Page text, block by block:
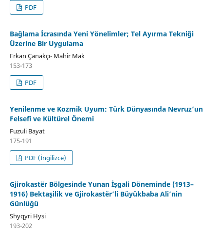
PDF
Bağlama İcrasında Yeni Yönelimler; Tel Ayırma Tekniği
Üzerine Bir Uygulama
Erkan Çanakçı- Mahir Mak
153-173
PDF
Yenilenme ve Kozmik Uyum: Türk Dünyasında Nevruz’un
Felsefi ve Kültürel Önemi
Fuzuli Bayat
175-191
PDF (İngilizce)
Gjirokastër Bölgesinde Yunan İşgali Döneminde (1913–
1916) Bektaşilik ve Gjirokastër’li Büyükbaba Ali’nin
Günlüğü
Shyqyri Hysi
193-202